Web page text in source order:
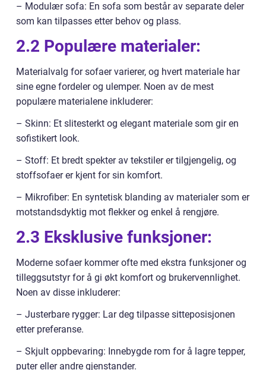
– Modulær sofa: En sofa som består av separate deler
som kan tilpasses etter behov og plass.
2.2 Populære materialer:
Materialvalg for sofaer varierer, og hvert materiale har
sine egne fordeler og ulemper. Noen av de mest
populære materialene inkluderer:
– Skinn: Et slitesterkt og elegant materiale som gir en
sofistikert look.
– Stoff: Et bredt spekter av tekstiler er tilgjengelig, og
stoffsofaer er kjent for sin komfort.
– Mikrofiber: En syntetisk blanding av materialer som er
motstandsdyktig mot flekker og enkel å rengjøre.
2.3 Eksklusive funksjoner:
Moderne sofaer kommer ofte med ekstra funksjoner og
tilleggsutstyr for å gi økt komfort og brukervennlighet.
Noen av disse inkluderer:
– Justerbare rygger: Lar deg tilpasse sitteposisjonen
etter preferanse.
– Skjult oppbevaring: Innebygde rom for å lagre tepper,
puter eller andre gjenstander.